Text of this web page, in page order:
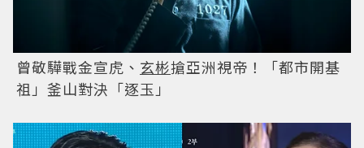
曾敬驊戰金宣虎、 玄彬搶亞洲視帝！「都市開基
祖」釜山對決「逐玉」